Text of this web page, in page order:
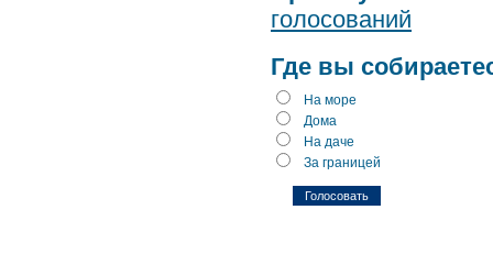
голосований
Где вы
На море
Дома
На даче
За границей